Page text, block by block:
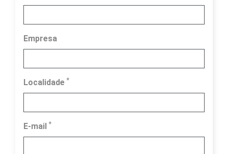
Empresa
Localidade *
E-mail *